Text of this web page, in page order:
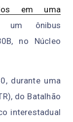
em uma
um ônibus
no Núcleo
durante uma
do Batalhão
interestadual